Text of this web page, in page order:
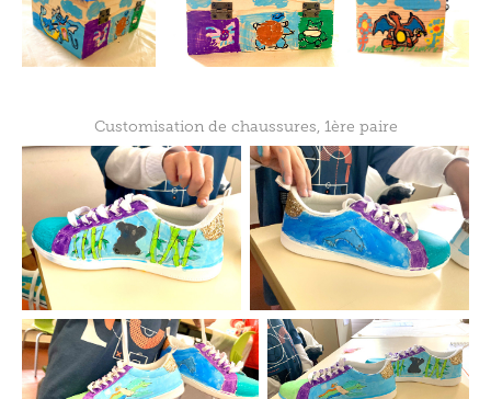
Customisation de chaussures, 1ère paire